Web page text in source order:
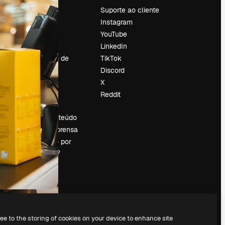
Preços
Sobre nós
Reviews
Emprego
Tendências de
pesquisa
Eventos
Slidesgo
Vender conteúdo
Sala de imprensa
Procurando por
magnific.ai?
Suporte ao cliente
Instagram
YouTube
LinkedIn
TikTok
Discord
X
Reddit
to the storing of cookies on your device to enhance site